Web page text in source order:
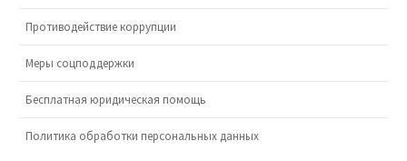
Противодействие коррупции
Меры соцподдержки
Бесплатная юридическая помощь
Политика обработки персональных данных